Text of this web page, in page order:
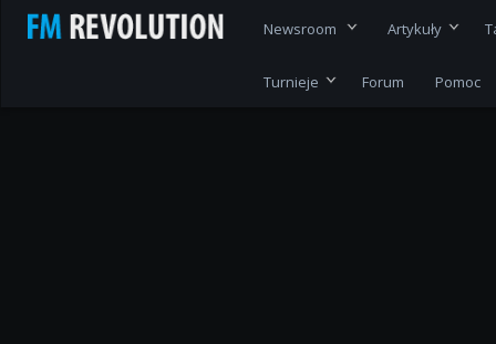
Newsroom Artykuły
Turnieje Forum Pomoc